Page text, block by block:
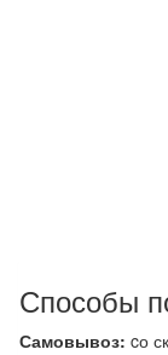
Способы
Самовывоз: cо